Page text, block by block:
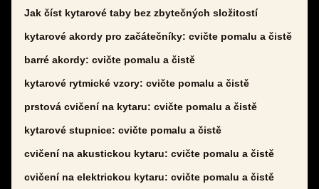
Jak číst kytarové taby bez zbytečných složitostí
kytarové akordy pro začátečníky: cvičte pomalu a čistě
barré akordy: cvičte pomalu a čistě
kytarové rytmické vzory: cvičte pomalu a čistě
prstová cvičení na kytaru: cvičte pomalu a čistě
kytarové stupnice: cvičte pomalu a čistě
cvičení na akustickou kytaru: cvičte pomalu a čistě
cvičení na elektrickou kytaru: cvičte pomalu a čistě